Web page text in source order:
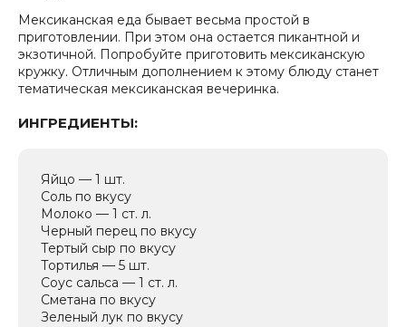
Мексиканская еда бывает весьма простой в
приготовлении. При этом она остается пикантной и
экзотичной. Попробуйте приготовить мексиканскую
кружку. Отличным дополнением к этому блюду станет
тематическая мексиканская вечеринка.
ИНГРЕДИЕНТЫ:
Яйцо — 1 шт.
Соль по вкусу
Молоко — 1 ст. л.
Черный перец по вкусу
Тертый сыр по вкусу
Тортилья — 5 шт.
Соус сальса — 1 ст. л.
Сметана по вкусу
Зеленый лук по вкусу